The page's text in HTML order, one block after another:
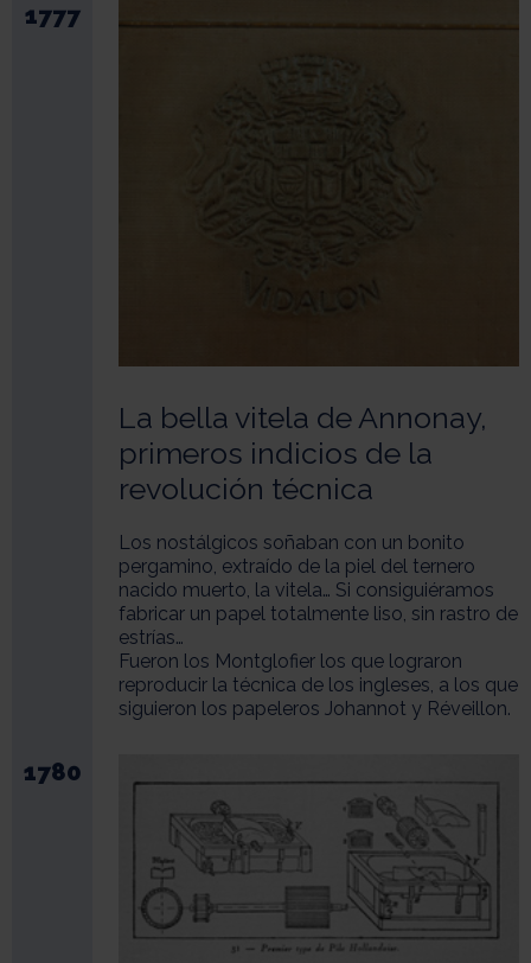
1777
La bella vitela de Annonay,
primeros indicios de la
revolución técnica
Los nostálgicos soñaban con un bonito
pergamino, extraído de la piel del ternero
nacido muerto, la vitela… Si consiguiéramos
fabricar un papel totalmente liso, sin rastro de
estrías…
Fueron los Montglofier los que lograron
reproducir la técnica de los ingleses, a los que
siguieron los papeleros Johannot y Réveillon.
1780